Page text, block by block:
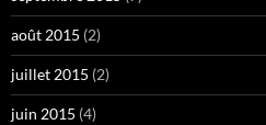
août 2015 (2)
juillet 2015 (2)
juin 2015 (4)